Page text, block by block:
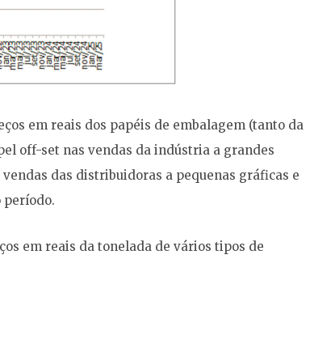
em reais dos papéis de embalagem (tanto da
off-set nas vendas da indústria a grandes
das distribuidoras a pequenas gráficas e
período.
em reais da tonelada de vários tipos de